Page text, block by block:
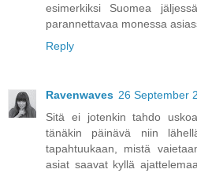
esimerkiksi Suomea
parannettavaa monessa
Reply
Ravenwaves 26 September
Sitä ei jotenkin tahdo
tänäkin päinävä niin
tapahtuukaan, mistä
asiat saavat kyllä